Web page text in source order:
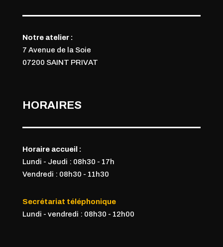
Notre atelier :
7 Avenue de la Soie
07200 SAINT PRIVAT
HORAIRES
Horaire accueil :
Lundi - Jeudi : 08h30 - 17h
Vendredi : 08h30 - 11h30
Secrétariat téléphonique
Lundi - vendredi : 08h30 - 12h00